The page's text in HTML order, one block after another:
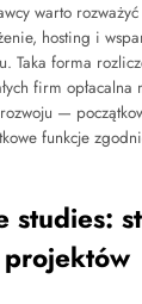
warto
hosting i
Taka forma
firm opłacalna
—
funkcje
studies: